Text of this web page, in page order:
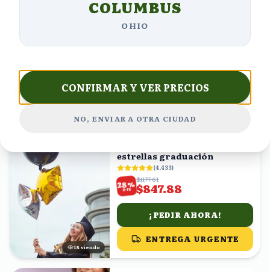
15 Rosas blancas en caja Paz
$790.00
¡PEDIR AHORA!
ENTREGA URGENTE
19 viendo
estrellas graduación
(4,433)
28%
OFF
$1177.61
$847.88
¡PEDIR AHORA!
ENTREGA URGENTE
COLUMBUS
OHIO
CONFIRMAR Y VER PRECIOS
NO, ENVIAR A OTRA CIUDAD